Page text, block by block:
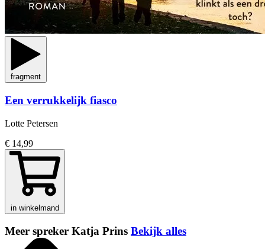
fragment
Een verrukkelijk fiasco
Lotte Petersen
€ 14,99
in winkelmand
Meer spreker Katja Prins Bekijk alles